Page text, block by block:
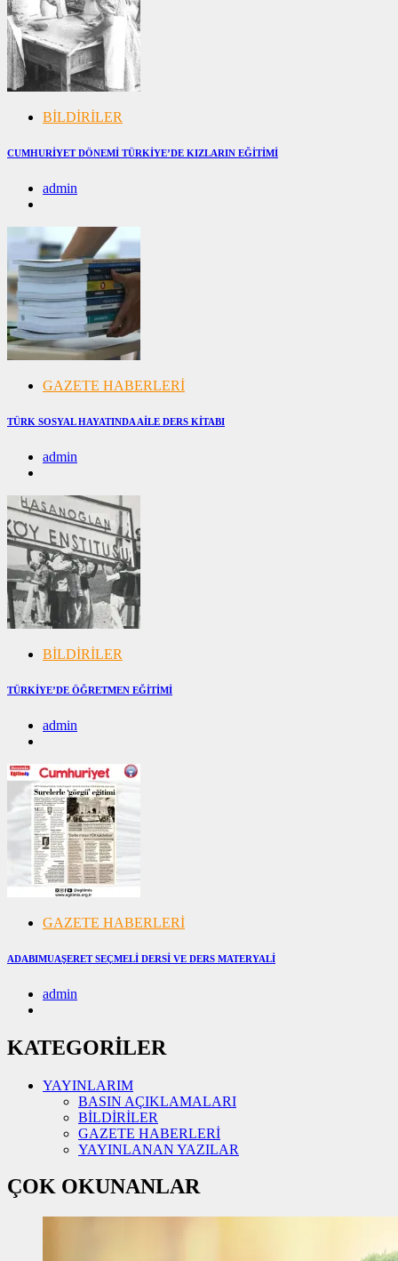
BİLDİRİLER
CUMHURİYET DÖNEMİ TÜRKİYE’DE KIZLARIN EĞİTİMİ
admin
GAZETE HABERLERİ
TÜRK SOSYAL HAYATINDA AİLE DERS KİTABI
admin
BİLDİRİLER
TÜRKİYE’DE ÖĞRETMEN EĞİTİMİ
admin
GAZETE HABERLERİ
ADABIMUAŞERET SEÇMELİ DERSİ VE DERS MATERYALİ
admin
KATEGORİLER
YAYINLARIM
BASIN AÇIKLAMALARI
BİLDİRİLER
GAZETE HABERLERİ
YAYINLANAN YAZILAR
ÇOK OKUNANLAR